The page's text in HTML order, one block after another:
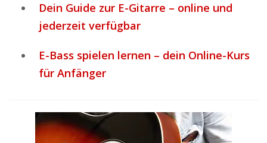
Dein Guide zur E-Gitarre – online und
jederzeit verfügbar
E-Bass spielen lernen – dein Online-Kurs
für Anfänger